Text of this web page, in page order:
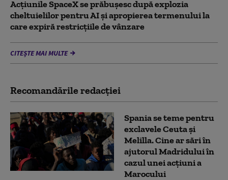
Acţiunile SpaceX se prăbuşesc după explozia
cheltuielilor pentru AI şi apropierea termenului la
care expiră restricţiile de vânzare
CITEȘTE MAI MULTE
Recomandările redacţiei
Spania se teme pentru
exclavele Ceuta și
Melilla. Cine ar sări în
ajutorul Madridului în
cazul unei acțiuni a
Marocului